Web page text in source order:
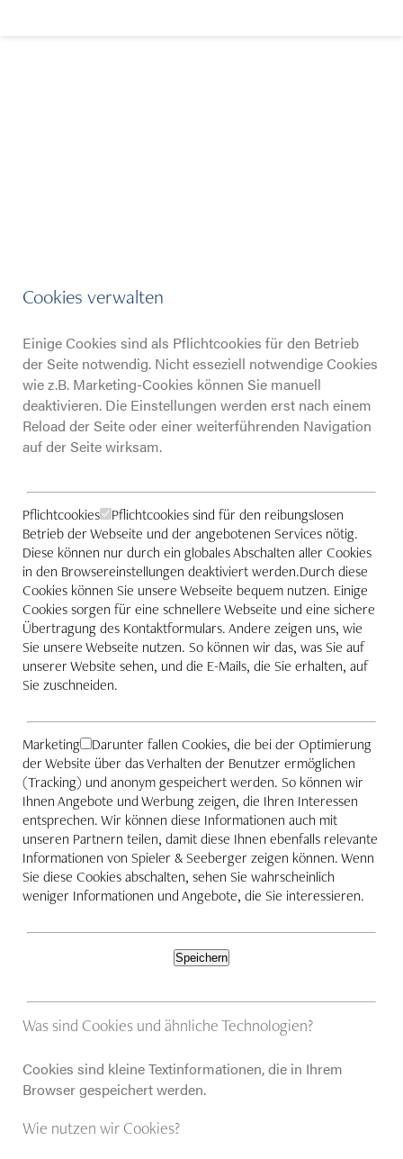
Immobilien kaufen
Fachwissen & Tipps
Unternehmen
Was Kunden sagen
Kontakt
Cookies verwalten
Einige Cookies sind als Pflichtcookies für den Betrieb
der Seite notwendig. Nicht esseziell notwendige Cookies
wie z.B. Marketing-Cookies können Sie manuell
deaktivieren. Die Einstellungen werden erst nach einem
Reload der Seite oder einer weiterführenden Navigation
auf der Seite wirksam.
Pflichtcookies
Pflichtcookies sind für den reibungslosen
Betrieb der Webseite und der angebotenen Services nötig.
Diese können nur durch ein globales Abschalten aller Cookies
in den Browsereinstellungen deaktiviert werden.Durch diese
Cookies können Sie unsere Webseite bequem nutzen. Einige
Cookies sorgen für eine schnellere Webseite und eine sichere
Übertragung des Kontaktformulars. Andere zeigen uns, wie
Sie unsere Webseite nutzen. So können wir das, was Sie auf
unserer Website sehen, und die E-Mails, die Sie erhalten, auf
Sie zuschneiden.
Marketing
Darunter fallen Cookies, die bei der Optimierung
der Website über das Verhalten der Benutzer ermöglichen
(Tracking) und anonym gespeichert werden. So können wir
Ihnen Angebote und Werbung zeigen, die Ihren Interessen
entsprechen. Wir können diese Informationen auch mit
unseren Partnern teilen, damit diese Ihnen ebenfalls relevante
Informationen von Spieler & Seeberger zeigen können. Wenn
Sie diese Cookies abschalten, sehen Sie wahrscheinlich
weniger Informationen und Angebote, die Sie interessieren.
Speichern
Was sind Cookies und ähnliche Technologien?
Cookies sind kleine Textinformationen, die in Ihrem
Browser gespeichert werden.
Wie nutzen wir Cookies?